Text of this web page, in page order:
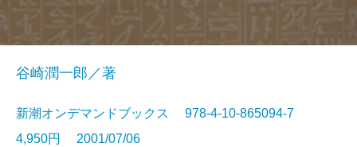
谷崎潤一郎／著
新潮オンデマンドブックス 978-4-10-865094-7
4,950円 2001/07/06